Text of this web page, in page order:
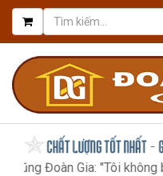
Đoàn Gia: "Tôi không bán